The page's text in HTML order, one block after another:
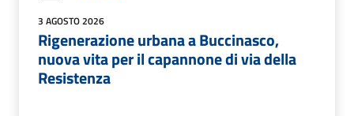
3 AGOSTO 2026
Rigenerazione urbana a Buccinasco,
nuova vita per il capannone di via della
Resistenza